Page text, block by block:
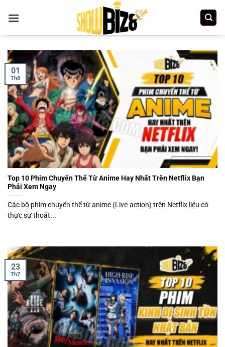
qua
Top 10 Phim Chuyển Thể Từ Anime Hay Nhất Trên Netflix Bạn
Phải Xem Ngay
Các bộ phim chuyển thể từ anime (Live-action) trên Netflix liệu có
thực sự thoát...
01
Th8
23
Th7